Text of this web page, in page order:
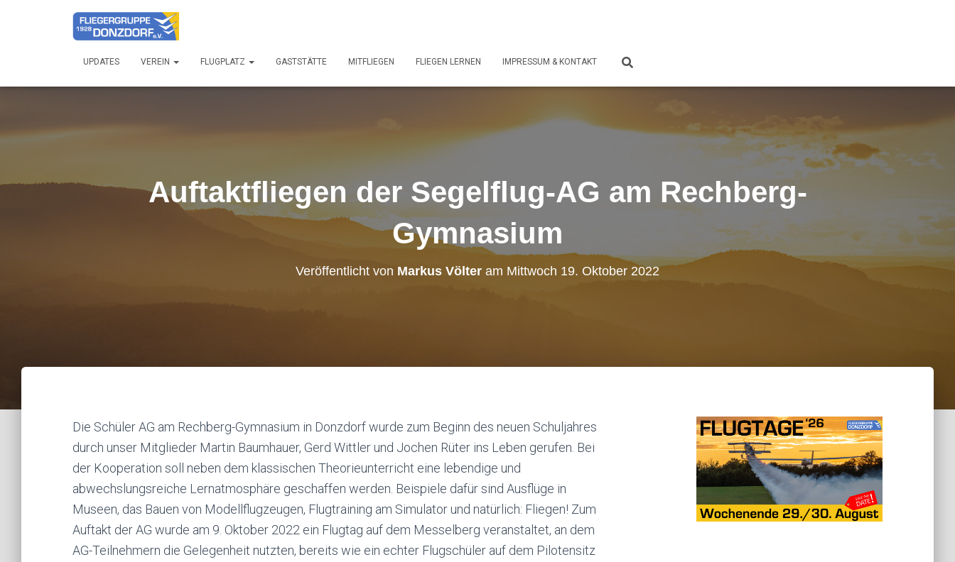
UPDATES VEREIN FLUGPLATZ GASTSTÄTTE MITFLIEGEN FLIEGEN LERNEN IMPRESSUM & KONTAKT
Auftaktfliegen der Segelflug-AG am Rechberg-
Gymnasium
Veröffentlicht von Markus Völter am Mittwoch 19. Oktober 2022
Die Schüler AG am Rechberg-Gymnasium in Donzdorf wurde zum Beginn des neuen Schuljahres
durch unser Mitglieder Martin Baumhauer, Gerd Wittler und Jochen Rüter ins Leben gerufen. Bei
der Kooperation soll neben dem klassischen Theorieunterricht eine lebendige und
abwechslungsreiche Lernatmosphäre geschaffen werden. Beispiele dafür sind Ausflüge in
Museen, das Bauen von Modellflugzeugen, Flugtraining am Simulator und natürlich: Fliegen! Zum
Auftakt der AG wurde am 9. Oktober 2022 ein Flugtag auf dem Messelberg veranstaltet, an dem
AG-Teilnehmern die Gelegenheit nutzten, bereits wie ein echter Flugschüler auf dem Pilotensitz